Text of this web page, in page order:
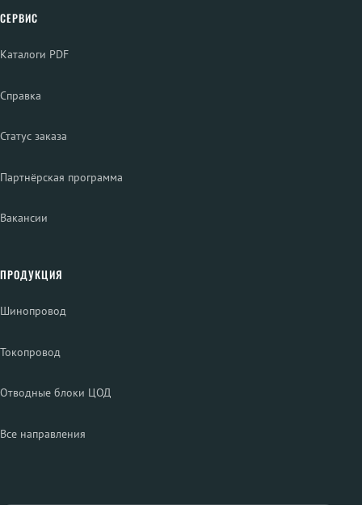
СЕРВИС
Каталоги PDF
Справка
Статус заказа
Партнёрская программа
Вакансии
ПРОДУКЦИЯ
Шинопровод
Токопровод
Отводные блоки ЦОД
Все направления